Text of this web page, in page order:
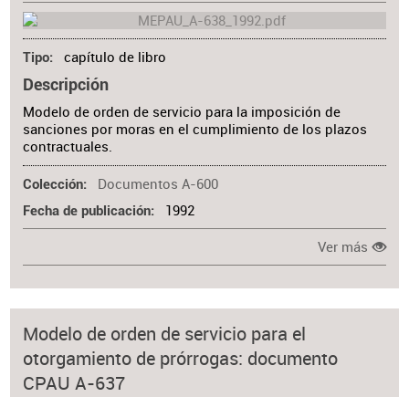
Tipo capítulo de libro
Descripción
Modelo de orden de servicio para la imposición de
sanciones por moras en el cumplimiento de los plazos
contractuales.
Colección Documentos A-600
Fecha de publicación 1992
Ver más
Modelo de orden de servicio para el
otorgamiento de prórrogas: documento
CPAU A-637